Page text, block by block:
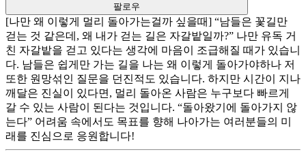
팔로우
[나만 왜 이렇게 멀리 돌아가는걸까 싶을때] “남들은 꽃길만
걷는 것 같은데, 왜 내가 걷는 길은 자갈밭일까?” 나만 유독 거
친 자갈밭을 걷고 있다는 생각에 마음이 조급해질 때가 있습니
다. 남들은 쉽게만 가는 길을 나는 왜 이렇게 돌아가야하나 저
또한 원망섞인 질문을 던진적도 있습니다. 하지만 시간이 지나
깨달은 진실이 있다면, 멀리 돌아온 사람은 누구보다 빠르게
갈 수 있는 사람이 된다는 것입니다. “돌아왔기에 돌아가지 않
는다” 어려움 속에서도 목표를 향해 나아가는 여러분들의 미
래를 진심으로 응원합니다!